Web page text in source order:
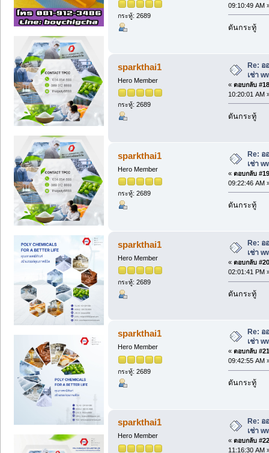
กระทู้: 2689
09:10:49 AM
ดันกระทู้
sparkthai1
Hero Member
กระทู้: 2689
Re: อ
เช่า
« ตอบกลับ
10:20:01 AM
ดันกระทู้
sparkthai1
Hero Member
กระทู้: 2689
Re: อ
เช่า
« ตอบกลับ
09:22:46 AM
ดันกระทู้
sparkthai1
Hero Member
กระทู้: 2689
Re: อ
เช่า
« ตอบกลับ
02:01:41 PM
ดันกระทู้
sparkthai1
Hero Member
กระทู้: 2689
Re: อ
เช่า
« ตอบกลับ
09:42:55 AM
ดันกระทู้
sparkthai1
Hero Member
Re: อ
เช่า
« ตอบกลับ
11:16:30 AM